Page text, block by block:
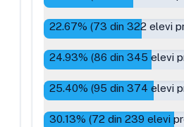
22.67% (73 din 322 elevi
24.93% (86 din 345 elevi
25.40% (95 din 374 elevi
30.13% (72 din 239 elevi